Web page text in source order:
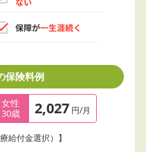
保険料例
女性
30歳
2,027 円/月
給付金選択）】